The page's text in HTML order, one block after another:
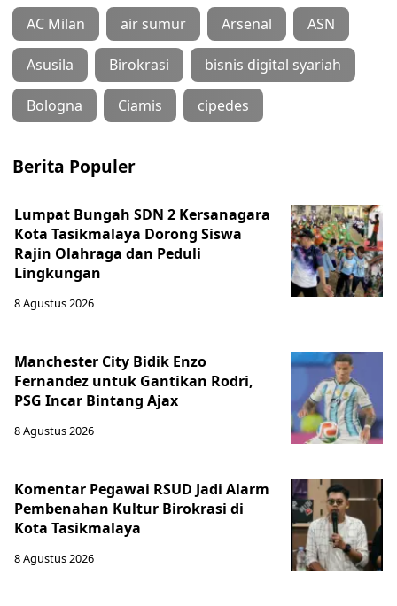
AC Milan air sumur Arsenal ASN
Asusila Birokrasi bisnis digital syariah
Bologna Ciamis cipedes
Berita Populer
Lumpat Bungah SDN 2 Kersanagara
Kota Tasikmalaya Dorong Siswa
Rajin Olahraga dan Peduli
Lingkungan
8 Agustus 2026
Manchester City Bidik Enzo
Fernandez untuk Gantikan Rodri,
PSG Incar Bintang Ajax
8 Agustus 2026
Komentar Pegawai RSUD Jadi Alarm
Pembenahan Kultur Birokrasi di
Kota Tasikmalaya
8 Agustus 2026